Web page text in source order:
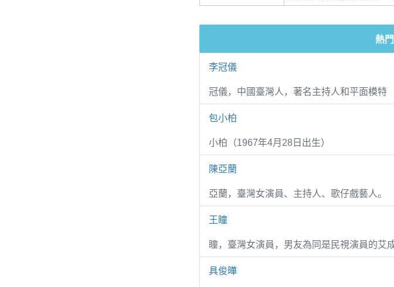
熱
李冠儀
冠儀，中國臺灣人，著名主持人和平面模特
包小柏
小柏（1967年4月28日出生）
陳亞蘭
亞蘭，臺灣女演員、主持人、歌仔戲藝人。
王瞳
瞳，臺灣女演員，男友為同是民視演員的艾
具俊曄